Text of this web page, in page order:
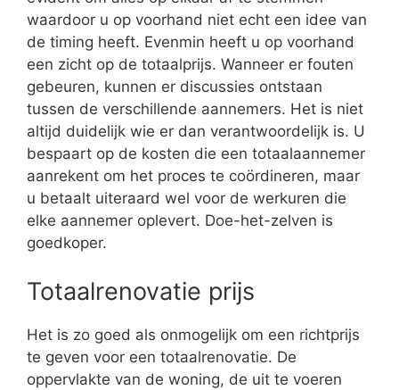
waardoor u op voorhand niet echt een idee van
de timing heeft. Evenmin heeft u op voorhand
een zicht op de totaalprijs. Wanneer er fouten
gebeuren, kunnen er discussies ontstaan
tussen de verschillende aannemers. Het is niet
altijd duidelijk wie er dan verantwoordelijk is. U
bespaart op de kosten die een totaalaannemer
aanrekent om het proces te coördineren, maar
u betaalt uiteraard wel voor de werkuren die
elke aannemer oplevert. Doe-het-zelven is
goedkoper.
Totaalrenovatie prijs
Het is zo goed als onmogelijk om een richtprijs
te geven voor een totaalrenovatie. De
oppervlakte van de woning, de uit te voeren